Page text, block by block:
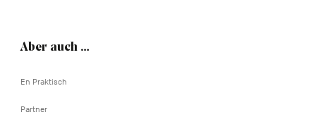
Aber auch …
En Praktisch
Partner